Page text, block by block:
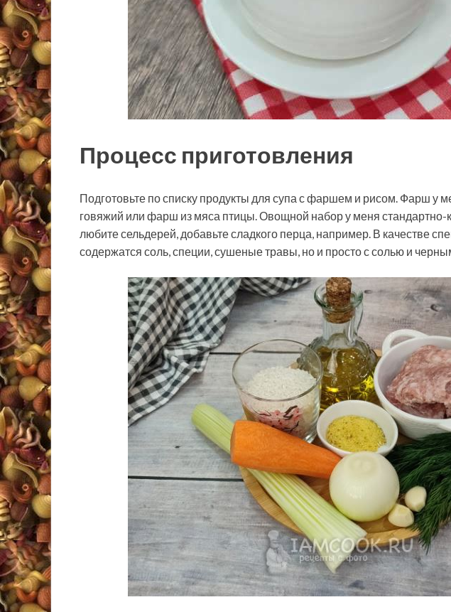
Процесс приготовления
Подготовьте по списку продукты для супа с фаршем и рисом. Фарш у
говяжий или фарш из мяса птицы. Овощной набор у меня стандартно-
любите сельдерей, добавьте сладкого перца, например. В качестве
содержатся соль, специи, сушеные травы, но и просто с солью и